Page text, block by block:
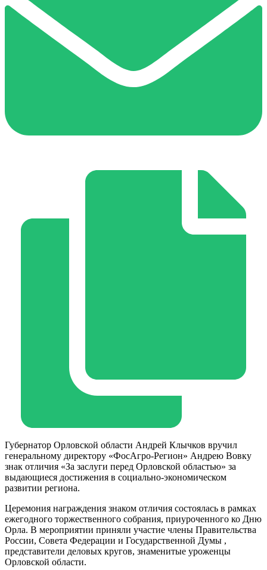
Губернатор Орловской области Андрей Клычков вручил
генеральному директору «ФосАгро-Регион» Андрею Вовку
знак отличия «За заслуги перед Орловской областью» за
выдающиеся достижения в социально-экономическом
развитии региона.
Церемония награждения знаком отличия состоялась в рамках
ежегодного торжественного собрания, приуроченного ко Дню
Орла. В мероприятии приняли участие члены Правительства
России, Совета Федерации и Государственной Думы ,
представители деловых кругов, знаменитые уроженцы
Орловской области.